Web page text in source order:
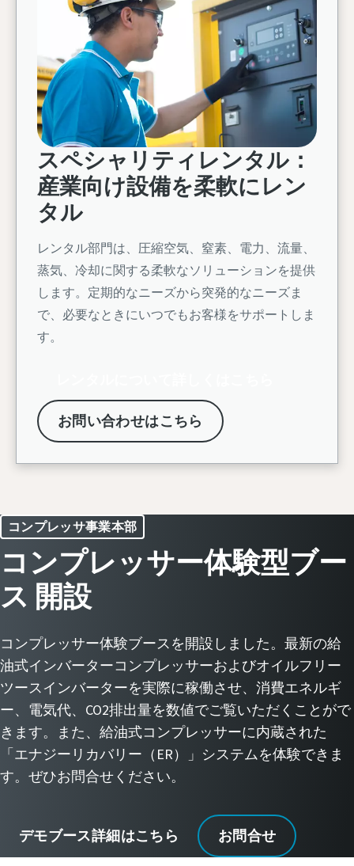
スペシャリティレンタル：
産業向け設備を柔軟にレン
タル
レンタル部門は、圧縮空気、窒素、電力、流量、
蒸気、冷却に関する柔軟なソリューションを提供
します。定期的なニーズから突発的なニーズま
で、必要なときにいつでもお客様をサポートしま
す。
お問い合わせはこちら
コンプレッサ事業本部
コンプレッサー体験型ブー
ス 開設
コンプレッサー体験ブースを開設しました。最新の給
油式インバーターコンプレッサーおよびオイルフリー
ツースインバーターを実際に稼働させ、消費エネルギ
ー、電気代、CO2排出量を数値でご覧いただくことがで
きます。また、給油式コンプレッサーに内蔵された
「エナジーリカバリー（ER）」システムを体験できま
す。ぜひお問合せください。
デモブース詳細はこちら お問合せ